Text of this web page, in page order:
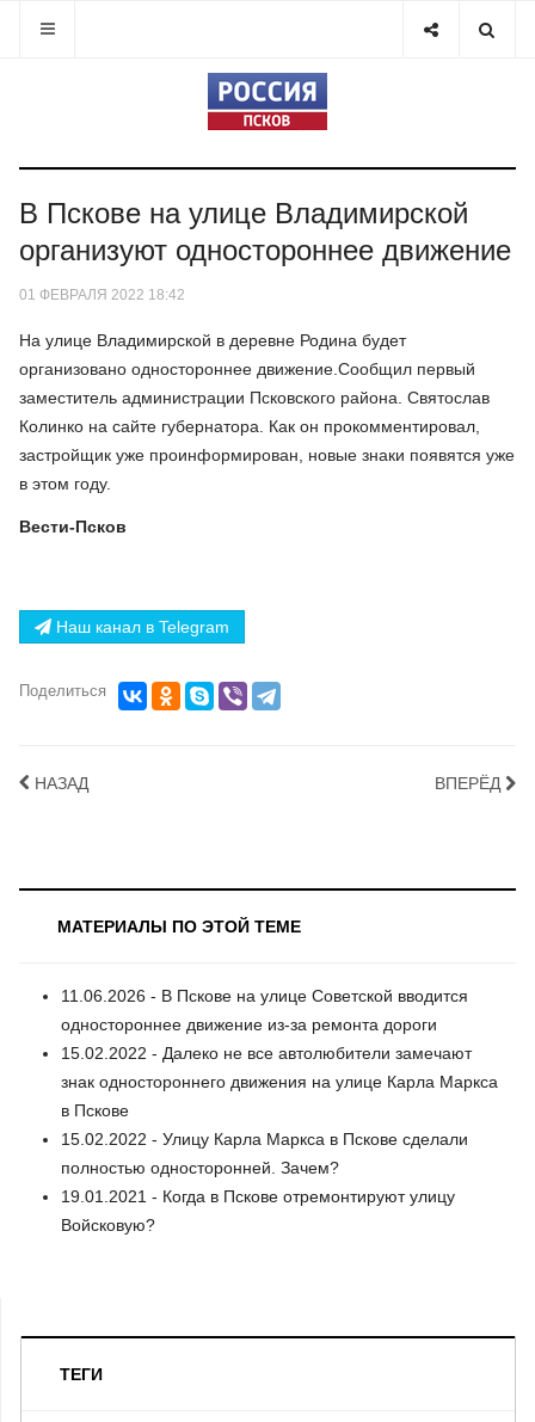
В Пскове на улице Владимирской
организуют одностороннее движение
01 ФЕВРАЛЯ 2022 18:42
На улице Владимирской в деревне Родина будет
организовано одностороннее движение.Сообщил первый
заместитель администрации Псковского района. Святослав
Колинко на сайте губернатора. Как он прокомментировал,
застройщик уже проинформирован, новые знаки появятся уже
в этом году.
Вести-Псков
Наш канал в Telegram
Поделиться
НАЗАД ВПЕРЁД
МАТЕРИАЛЫ ПО ЭТОЙ ТЕМЕ
11.06.2026 - В Пскове на улице Советской вводится
одностороннее движение из-за ремонта дороги
15.02.2022 - Далеко не все автолюбители замечают
знак одностороннего движения на улице Карла Маркса
в Пскове
15.02.2022 - Улицу Карла Маркса в Пскове сделали
полностью односторонней. Зачем?
19.01.2021 - Когда в Пскове отремонтируют улицу
Войсковую?
ТЕГИ